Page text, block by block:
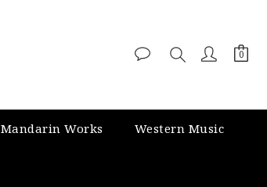
Mandarin Works Western Music